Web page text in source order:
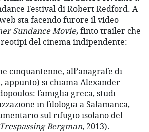
Festival di Robert Redford. A
sta facendo furore il video
Sundance Movie, finto trailer che
del cinema indipendente:
cinquantenne, all’anagrafe di
appunto) si chiama Alexander
famiglia greca, studi
in filologia a Salamanca,
sul rifugio isolano del
Trespassing Bergman, 2013).